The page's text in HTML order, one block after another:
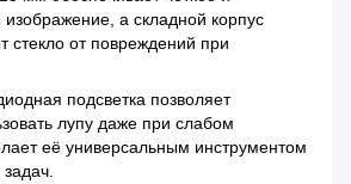
изображение, а складной корпус
стекло от повреждений при
подсветка позволяет
лупу даже при слабом
её универсальным инструментом